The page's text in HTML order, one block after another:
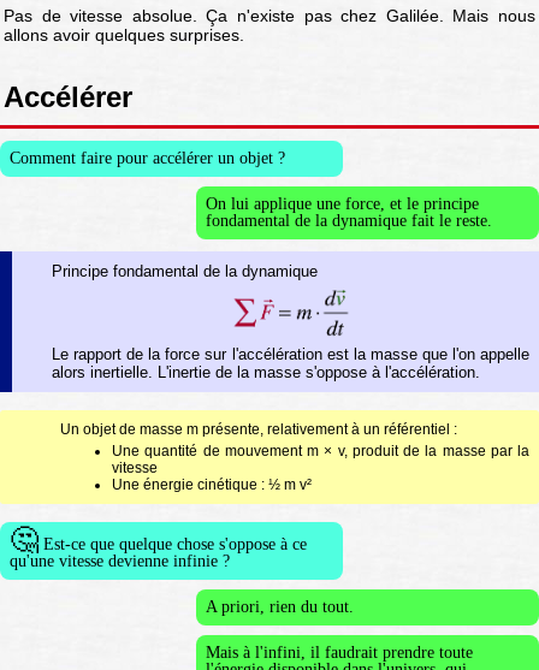
Pas de vitesse absolue. Ça n'existe pas chez Galilée. Mais nous
allons avoir quelques surprises.
Accélérer
Comment faire pour accélérer un objet ?
On lui applique une force, et le principe
fondamental de la dynamique fait le reste.
Principe fondamental de la dynamique
Le rapport de la force sur l'accélération est la masse que l'on appelle
alors inertielle. L'inertie de la masse s'oppose à l'accélération.
Un objet de masse m présente, relativement à un référentiel :
Une quantité de mouvement m × v, produit de la masse par la
vitesse
Une énergie cinétique : ½ m v²
🤔 Est-ce que quelque chose s'oppose à ce
qu'une vitesse devienne infinie ?
A priori, rien du tout.
Mais à l'infini, il faudrait prendre toute